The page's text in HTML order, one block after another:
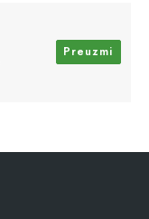
Preuzmi